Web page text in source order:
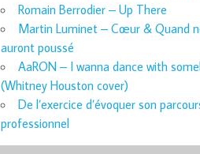
Romain Berrodier – Up There
Martin Luminet – Cœur & Quand
auront poussé
AaRON – I wanna dance with
(Whitney Houston cover)
De l’exercice d’évoquer son
professionnel